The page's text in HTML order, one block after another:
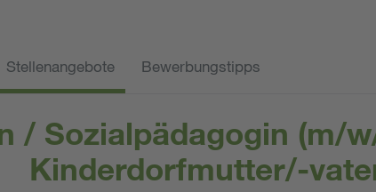
Stellenangebote Bewerbungstipps
/ Sozialpädagogin (m/
Kinderdorfmutter/-